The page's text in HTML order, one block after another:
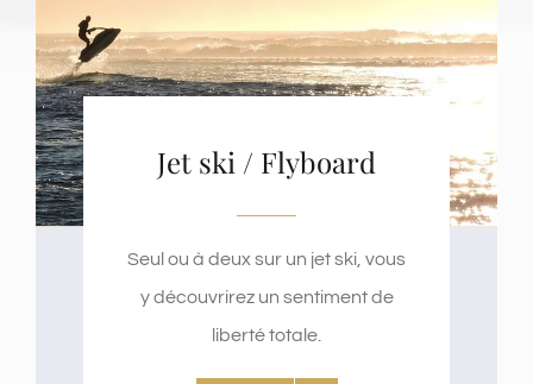
Jet ski / Flyboard
Seul ou à deux sur un jet ski, vous
y découvrirez un sentiment de
liberté totale.